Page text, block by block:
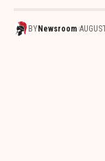
BY Newsroom